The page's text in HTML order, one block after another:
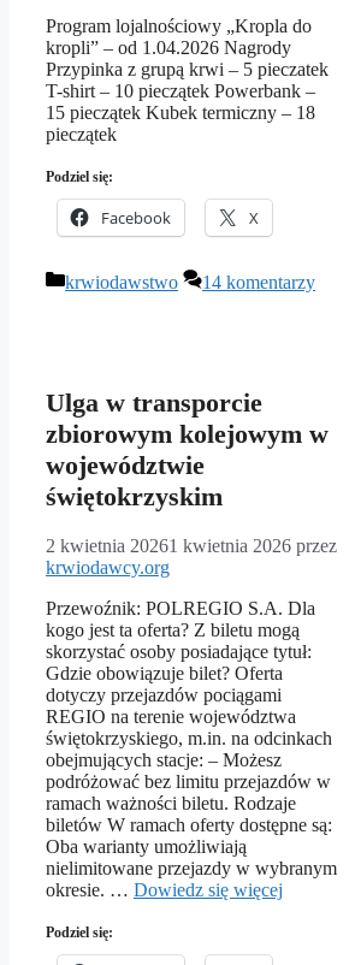
Program lojalnościowy „Kropla do
kropli” – od 1.04.2026 Nagrody
Przypinka z grupą krwi – 5 pieczatek
T-shirt – 10 pieczątek Powerbank –
15 pieczątek Kubek termiczny – 18
pieczątek
Podziel się:
Facebook X
Kategorie
krwiodawstwo 14 komentarzy
Ulga w transporcie
zbiorowym kolejowym w
województwie
świętokrzyskim
2 kwietnia 20261 kwietnia 2026 przez
krwiodawcy.org
Przewoźnik: POLREGIO S.A. Dla
kogo jest ta oferta? Z biletu mogą
skorzystać osoby posiadające tytuł:
Gdzie obowiązuje bilet? Oferta
dotyczy przejazdów pociągami
REGIO na terenie województwa
świętokrzyskiego, m.in. na odcinkach
obejmujących stacje: – Możesz
podróżować bez limitu przejazdów w
ramach ważności biletu. Rodzaje
biletów W ramach oferty dostępne są:
Oba warianty umożliwiają
nielimitowane przejazdy w wybranym
okresie. … Dowiedz się więcej
Podziel się: